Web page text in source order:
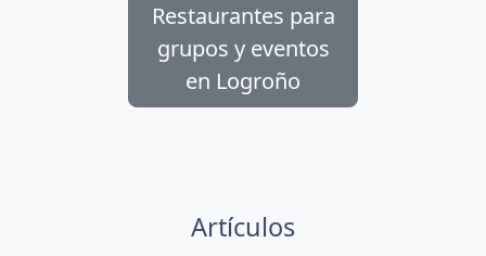
Restaurantes para
grupos y eventos
en Logroño
Artículos